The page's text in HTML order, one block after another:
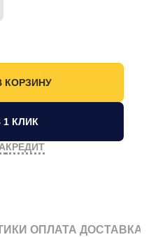
1 КЛИК
КРЕДИТ
ОПЛАТА ДОСТАВКА